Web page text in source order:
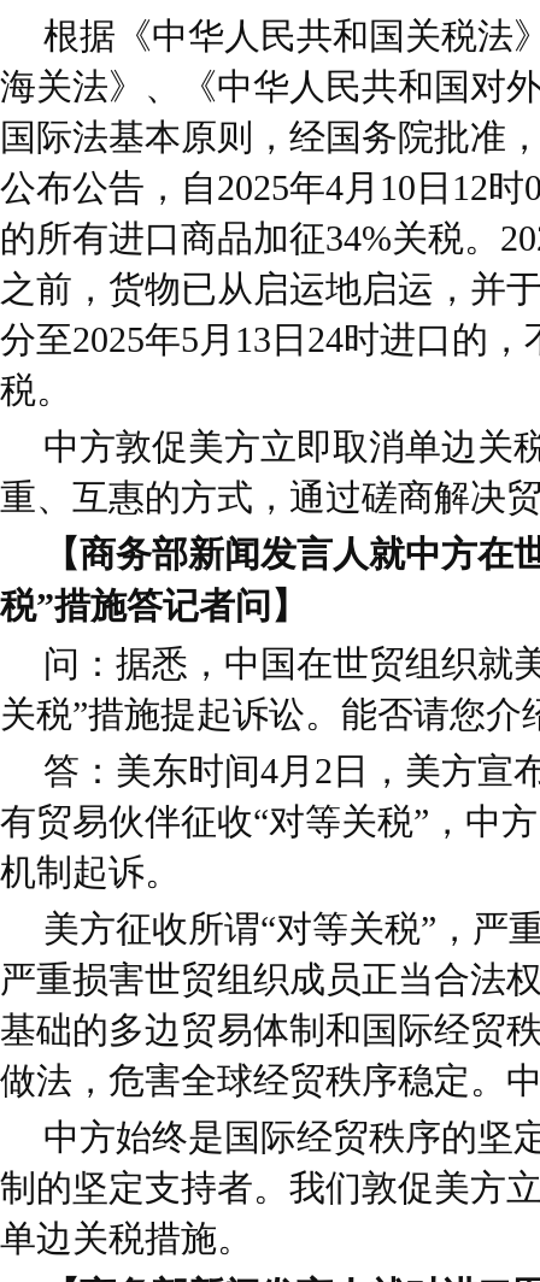
根据《中华人民共和国关税法
海关法》、《中华人民共和国对
国际法基本原则，经国务院批准
公布公告，自2025年4月10日12
的所有进口商品加征34%关税。
之前，货物已从启运地启运，并
分至2025年5月13日24时进口的
税。
中方敦促美方立即取消单边关
重、互惠的方式，通过磋商解决
【商务部新闻发言人就中方在
税”措施答记者问】
问：据悉，中国在世贸组织就
关税”措施提起诉讼。能否请您介
答：美东时间4月2日，美方宣
有贸易伙伴征收“对等关税”，中
机制起诉。
美方征收所谓“对等关税”，严
严重损害世贸组织成员正当合法
基础的多边贸易体制和国际经贸
做法，危害全球经贸秩序稳定。
中方始终是国际经贸秩序的坚
制的坚定支持者。我们敦促美方
单边关税措施。